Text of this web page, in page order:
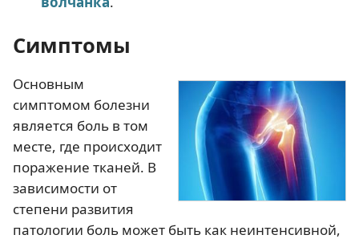
Симптомы
Основным
симптомом болезни
является боль в том
месте, где происходит
поражение тканей. В
зависимости от
степени развития
патологии боль может быть как неинтенсивной,